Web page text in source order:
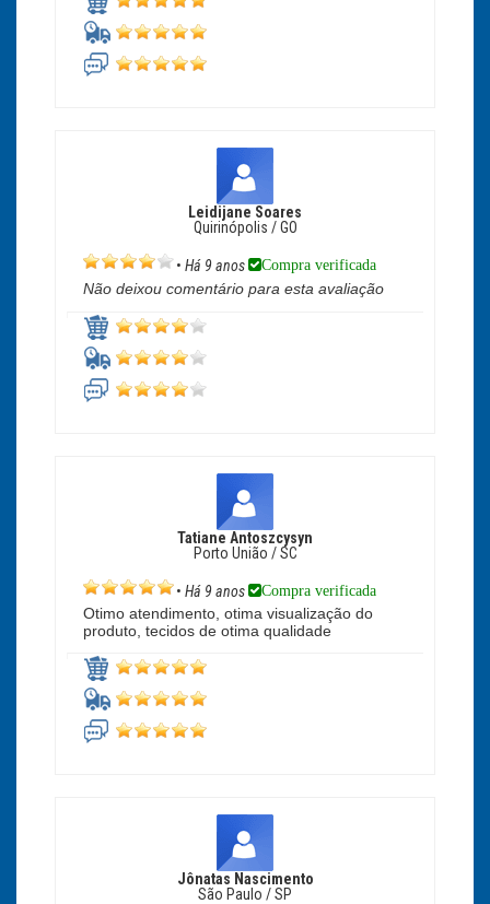
Leidijane Soares
Quirinópolis / GO
• Há 9 anos Compra verificada
Não deixou comentário para esta avaliação
Tatiane Antoszcysyn
Porto União / SC
• Há 9 anos Compra verificada
Otimo atendimento, otima visualização do
produto, tecidos de otima qualidade
Jônatas Nascimento
São Paulo / SP